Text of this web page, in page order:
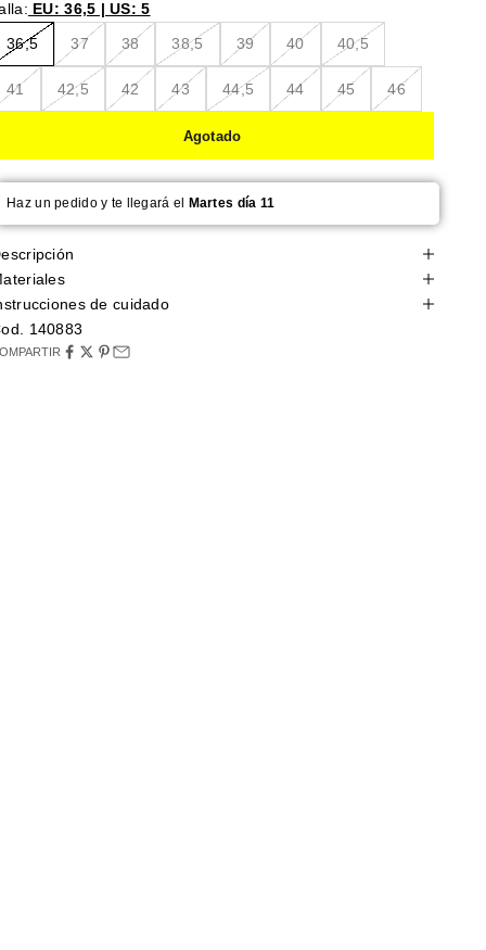
EU: 36,5 | US: 5
36,5 37 38 38,5 39 40 40,5
41 42,5 42 43 44,5 44 45 46
Agotado
Haz un pedido y te llegará el Martes día 11
de cuidado
140883